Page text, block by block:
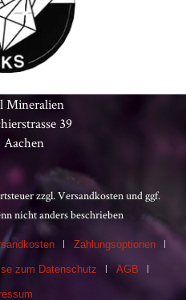
Mineralien
39
Aachen
zzgl.Versandkostenund ggf.
nicht anders beschrieben
Zahlungsoptionen
zum Datenschutz AGB